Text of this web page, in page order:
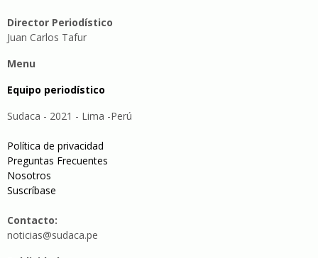
Director Periodístico
Juan Carlos Tafur
Menu
Equipo periodístico
Sudaca - 2021 - Lima -Perú
Política de privacidad
Preguntas Frecuentes
Nosotros
Suscríbase
Contacto:
noticias@sudaca.pe